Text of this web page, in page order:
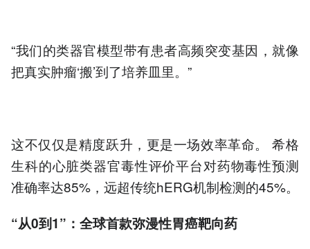
“我们的类器官模型带有患者高频突变基因，就像
把真实肿瘤‘搬’到了培养皿里。”
这不仅仅是精度跃升，更是一场效率革命。 希格
生科的心脏类器官毒性评价平台对药物毒性预测
准确率达85%，远超传统hERG机制检测的45%。
“从0到1”：全球首款弥漫性胃癌靶向药